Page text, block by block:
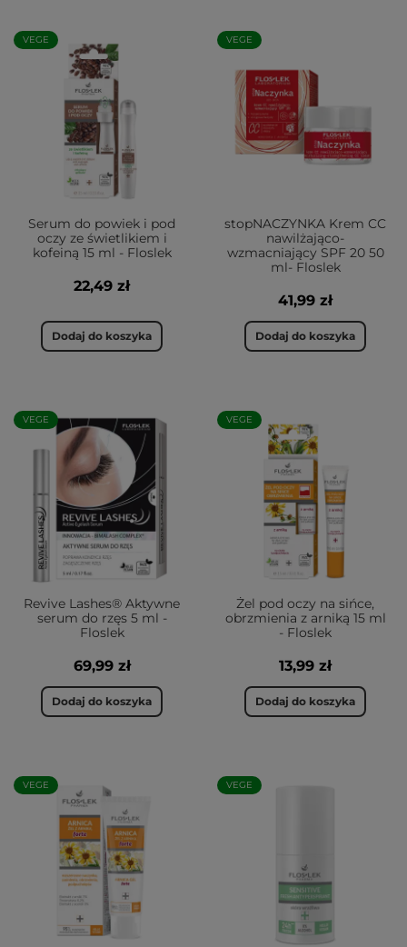
VEGE
Serum do powiek i pod
oczy ze świetlikiem i
kofeiną 15 ml - Floslek
22,49 zł
Dodaj do koszyka
VEGE
stopNACZYNKA Krem CC
nawilżająco-
wzmacniający SPF 20 50
ml- Floslek
41,99 zł
Dodaj do koszyka
VEGE
Revive Lashes® Aktywne
serum do rzęs 5 ml -
Floslek
69,99 zł
Dodaj do koszyka
VEGE
Żel pod oczy na sińce,
obrzmienia z arniką 15 ml
- Floslek
13,99 zł
Dodaj do koszyka
VEGE VEGE